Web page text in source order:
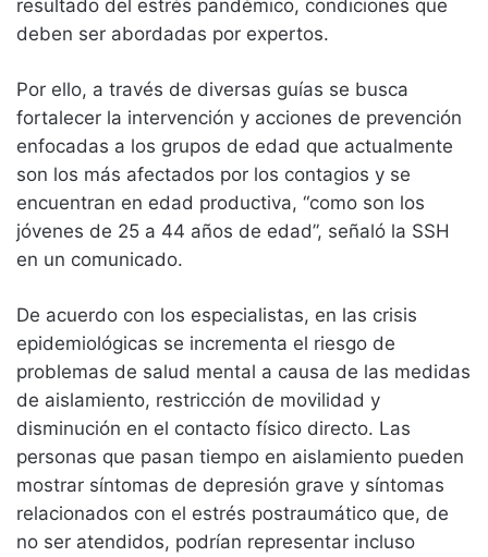
resultado del estrés pandémico, condiciones que
deben ser abordadas por expertos.
Por ello, a través de diversas guías se busca
fortalecer la intervención y acciones de prevención
enfocadas a los grupos de edad que actualmente
son los más afectados por los contagios y se
encuentran en edad productiva, “como son los
jóvenes de 25 a 44 años de edad”, señaló la SSH
en un comunicado.
De acuerdo con los especialistas, en las crisis
epidemiológicas se incrementa el riesgo de
problemas de salud mental a causa de las medidas
de aislamiento, restricción de movilidad y
disminución en el contacto físico directo. Las
personas que pasan tiempo en aislamiento pueden
mostrar síntomas de depresión grave y síntomas
relacionados con el estrés postraumático que, de
no ser atendidos, podrían representar incluso